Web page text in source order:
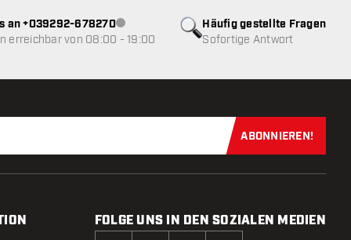
Häufig gestellte Fragen
Sofortige Antwort
an +039292-678270Kundenservice nicht verfügbar
erreichbar von 08:00 - 19:00
Jetzt für
ABONNIEREN!
FOLGE UNS IN DEN SOZIALEN MEDIEN